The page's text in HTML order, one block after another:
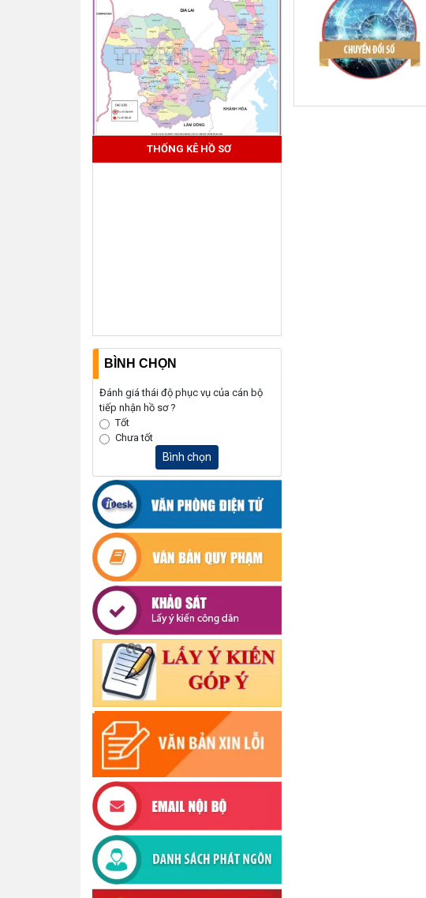
THỐNG KÊ HỒ SƠ
BÌNH CHỌN
Đánh giá thái độ phục vụ của cán bộ
tiếp nhận hồ sơ ?
Tốt
Chưa tốt
Bình chọn